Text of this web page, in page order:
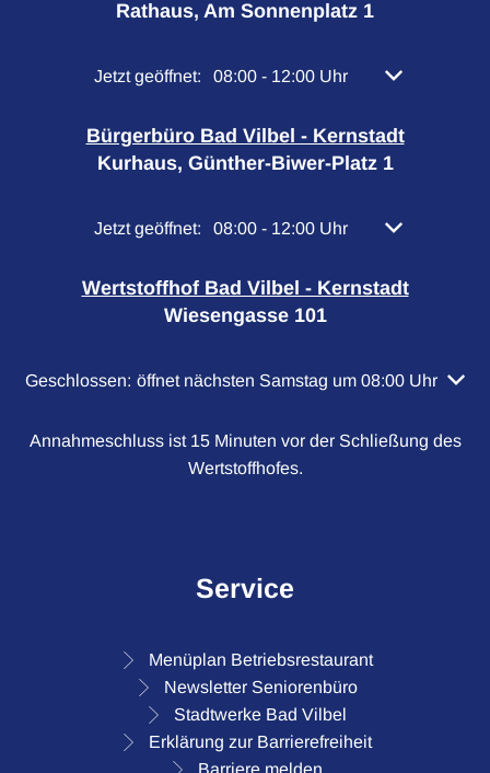
Rathaus, Am Sonnenplatz 1
Klicken, um weitere Öffnungs- oder Schließzeiten
Jetzt geöffnet: 08:00 - 12:00 Uhr Von 08:00 bis
Bürgerbüro Bad Vilbel - Kernstadt
Kurhaus, Günther-Biwer-Platz 1
Klicken, um weitere Öffnungs- oder Schließzeiten
Jetzt geöffnet: 08:00 - 12:00 Uhr Von 08:00 bis
Wertstoffhof Bad Vilbel - Kernstadt
Wiesengasse 101
Klicken, um weitere Öffnungs- oder Schließzeiten
Geschlossen: öffnet nächsten Samstag um 08:00 Uhr
Annahmeschluss ist 15 Minuten vor der Schließung des
Wertstoffhofes.
Service
Menüplan Betriebsrestaurant
Newsletter Seniorenbüro
Stadtwerke Bad Vilbel
Erklärung zur Barrierefreiheit
Barriere melden